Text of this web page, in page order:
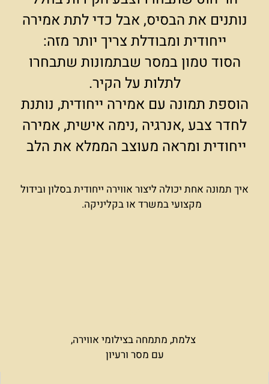
נותנים את הבסיס, אבל כדי לתת אמירה
ייחודית ומבודלת צריך יותר מזה:
הסוד טמון במסר שבתמונות שתבחרו
לתלות על הקיר.
הוספת תמונה עם אמירה ייחודית, נותנת
לחדר צבע ,אנרגיה ,נימה אישית, אמירה
ייחודית ומראה מעוצב הממלא את הלב
איך תמונה אחת יכולה ליצור אווירה ייחודית בסלון ובידול
מקצועי במשרד או בקליניקה.
צלמת, מתמחה בצילומי אווירה,
עם מסר ורעיון